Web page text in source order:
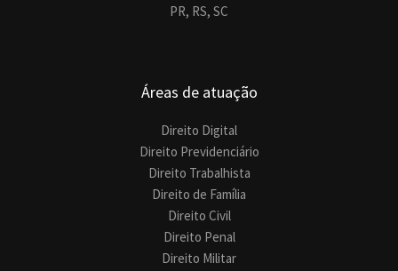
PR, RS, SC
Áreas de atuação
Direito Digital
Direito Previdenciário
Direito Trabalhista
Direito de Família
Direito Civil
Direito Penal
Direito Militar